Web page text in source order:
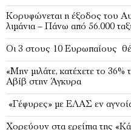
Κορυφώνεται η έξοδος του
λιμάνια – Πάνω από 56.000
Οι 3 στους 10 Ευρωπαίους
«Μην μιλάτε, κατέχετε το
Αβίβ στην Άγκυρα
«Γέφυρες» με ΕΛΑΣ εν
Χορεύουν στα ερείπια της